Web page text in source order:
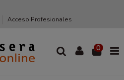
Acceso Profesionales
0